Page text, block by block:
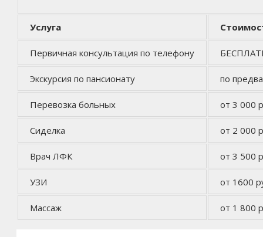
Услуга
Первичная консультация по телефону
Экскурсия по пансионату по
Перевозка больных от 3 000
Сиделка от 2 000
Врач ЛФК от 3 500
УЗИ от 1600
Массаж от 1 800